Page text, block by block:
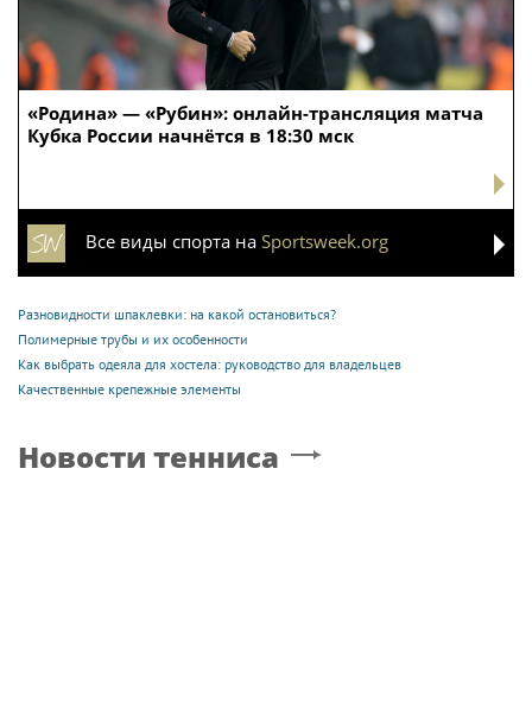
«Родина» — «Рубин»: онлайн-трансляция матча
Кубка России начнётся в 18:30 мск
Все виды спорта на Sportsweek.org
Разновидности шпаклевки: на какой остановиться?
Полимерные трубы и их особенности
Как выбрать одеяла для хостела: руководство для владельцев
Качественные крепежные элементы
Новости тенниса